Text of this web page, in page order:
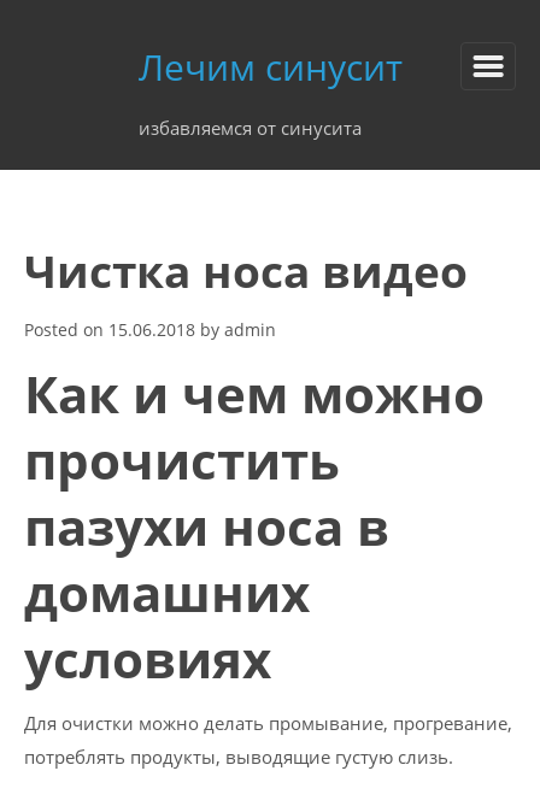
Лечим синусит
избавляемся от синусита
Чистка носа видео
Posted on 15.06.2018 by admin
Как и чем можно
прочистить
пазухи носа в
домашних
условиях
Для очистки можно делать промывание, прогревание,
потреблять продукты, выводящие густую слизь.